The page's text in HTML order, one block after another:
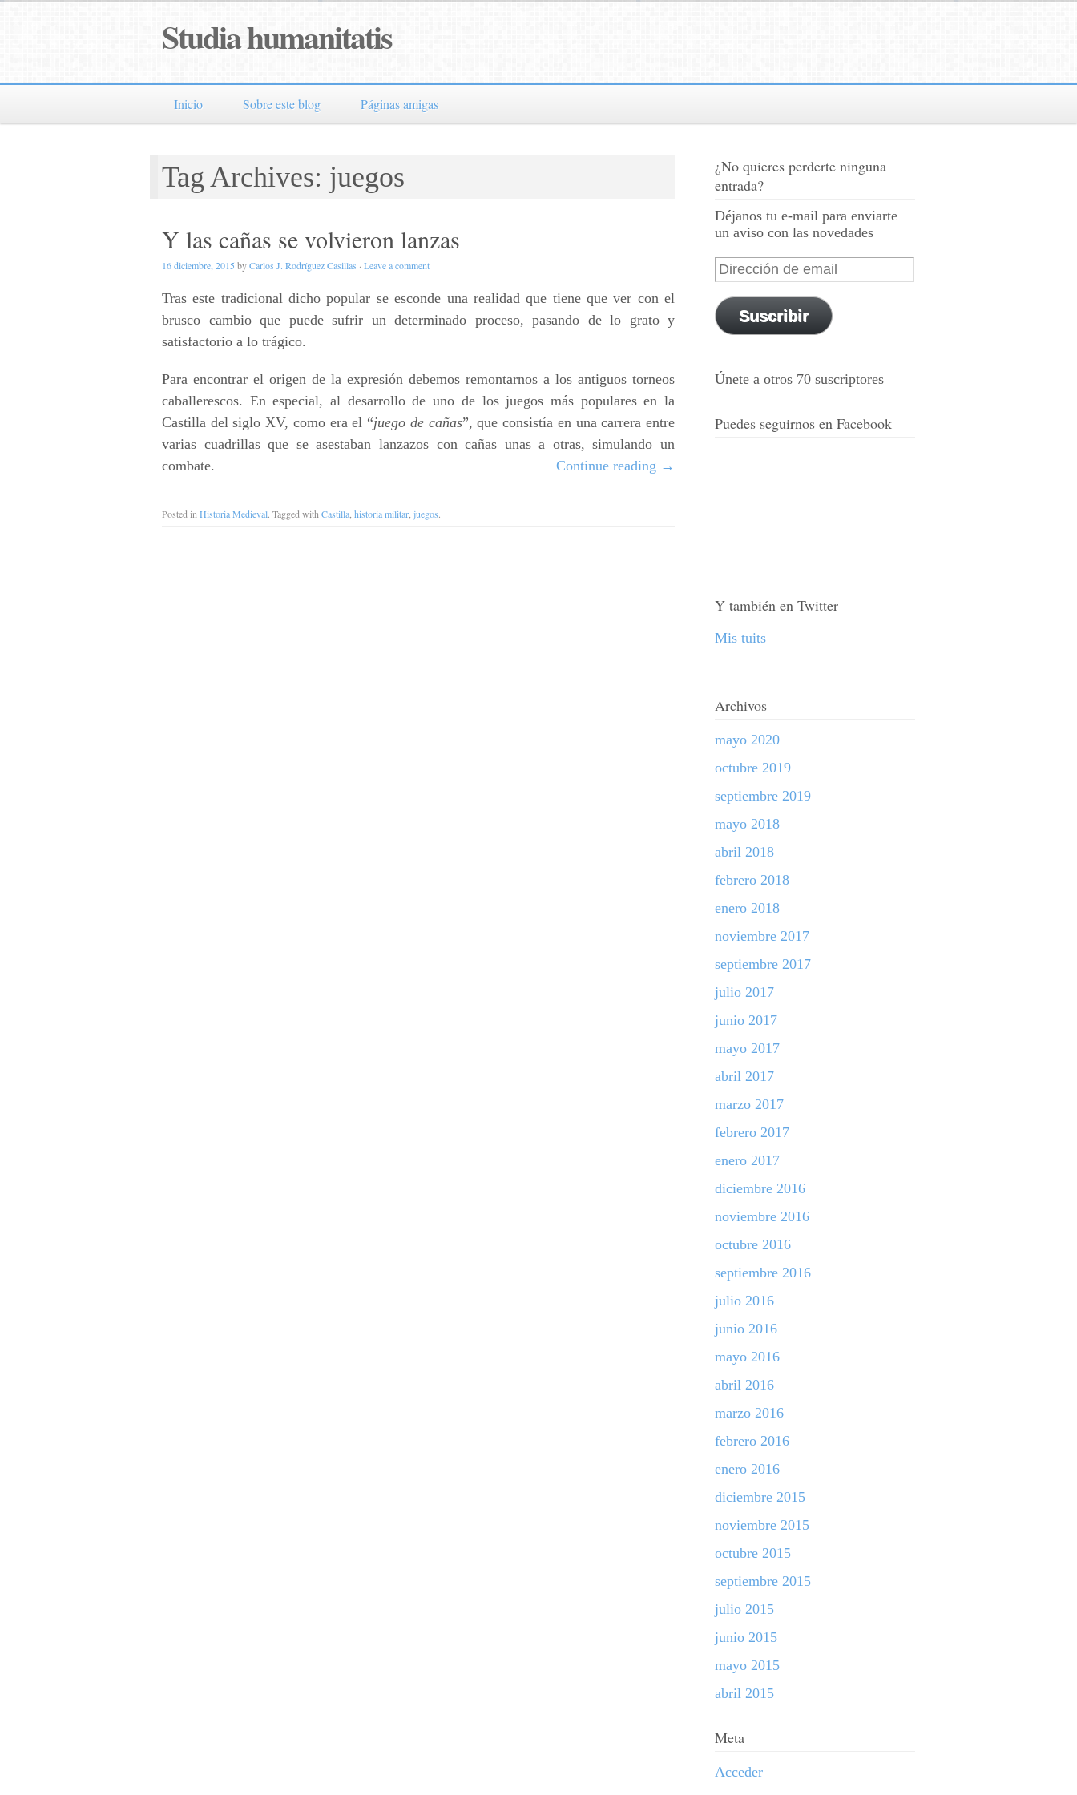
Studia humanitatis
Inicio Sobre este blog Páginas amigas
Tag Archives: juegos
Y las cañas se volvieron lanzas
16 diciembre, 2015 byCarlos J. Rodríguez Casillas · Leave a comment
Tras este tradicional dicho popular se esconde una realidad que tiene que ver con el
brusco cambio que puede sufrir un determinado proceso, pasando de lo grato y
satisfactorio a lo trágico.
Para encontrar el origen de la expresión debemos remontarnos a los antiguos torneos
caballerescos. En especial, al desarrollo de uno de los juegos más populares en la
Castilla del siglo XV, como era el “juego de cañas”, que consistía en una carrera entre
varias cuadrillas que se asestaban lanzazos con cañas unas a otras, simulando un
combate.
Continue reading →
Posted in Historia Medieval. Tagged with Castilla historia militar juegos.
¿No quieres perderte ninguna
entrada?
Déjanos tu e-mail para enviarte
un aviso con las novedades
Suscribir
Únete a otros 70 suscriptores
Puedes seguirnos en Facebook
Y también en Twitter
Mis tuits
Archivos
mayo 2020
octubre 2019
septiembre 2019
mayo 2018
abril 2018
febrero 2018
enero 2018
noviembre 2017
septiembre 2017
julio 2017
junio 2017
mayo 2017
abril 2017
marzo 2017
febrero 2017
enero 2017
diciembre 2016
noviembre 2016
octubre 2016
septiembre 2016
julio 2016
junio 2016
mayo 2016
abril 2016
marzo 2016
febrero 2016
enero 2016
diciembre 2015
noviembre 2015
octubre 2015
septiembre 2015
julio 2015
junio 2015
mayo 2015
abril 2015
Meta
Acceder